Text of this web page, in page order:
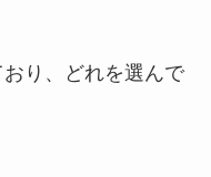
り、どれを選んで